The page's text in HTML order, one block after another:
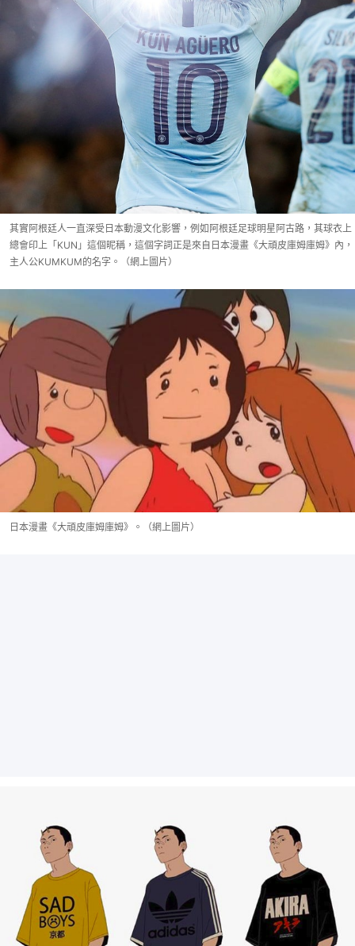
其實阿根廷人一直深受日本動漫文化影響，例如阿根廷足球明星阿古路，其球衣上
總會印上「KUN」這個昵稱，這個字詞正是來自日本漫畫《大頑皮庫姆庫姆》內，
主人公KUMKUM的名字。（網上圖片）
日本漫畫《大頑皮庫姆庫姆》。（網上圖片）